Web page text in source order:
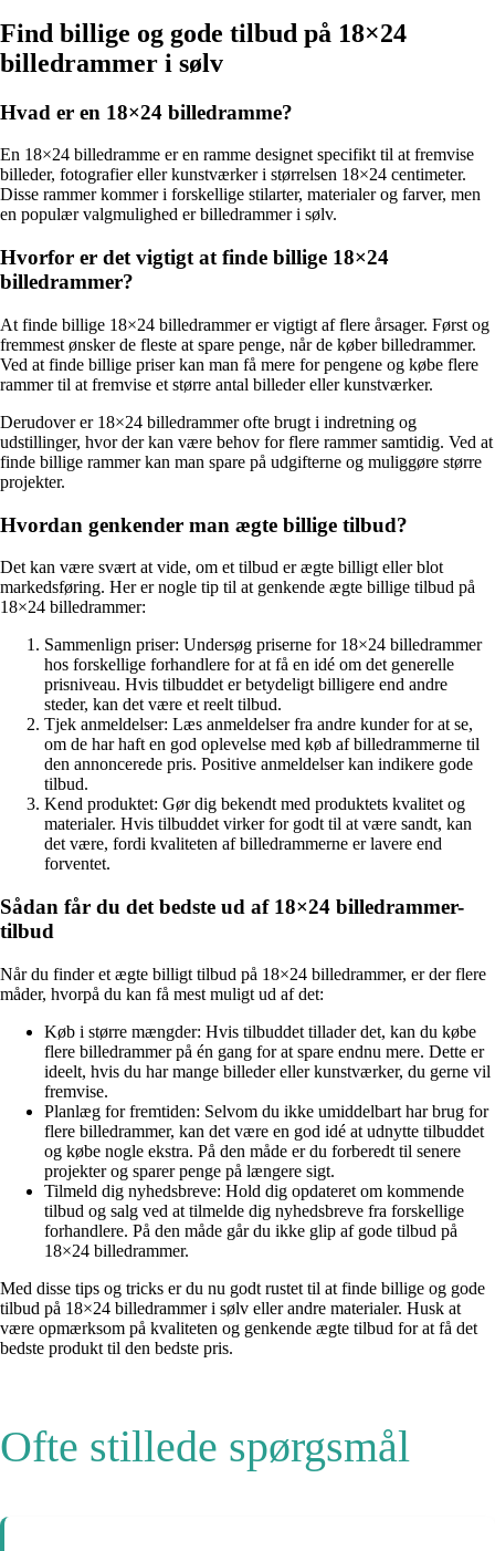
Find billige og gode tilbud på 18×24
billedrammer i sølv
Hvad er en 18×24 billedramme?
En 18×24 billedramme er en ramme designet specifikt til at fremvise
billeder, fotografier eller kunstværker i størrelsen 18×24 centimeter.
Disse rammer kommer i forskellige stilarter, materialer og farver, men
en populær valgmulighed er billedrammer i sølv.
Hvorfor er det vigtigt at finde billige 18×24
billedrammer?
At finde billige 18×24 billedrammer er vigtigt af flere årsager. Først og
fremmest ønsker de fleste at spare penge, når de køber billedrammer.
Ved at finde billige priser kan man få mere for pengene og købe flere
rammer til at fremvise et større antal billeder eller kunstværker.
Derudover er 18×24 billedrammer ofte brugt i indretning og
udstillinger, hvor der kan være behov for flere rammer samtidig. Ved at
finde billige rammer kan man spare på udgifterne og muliggøre større
projekter.
Hvordan genkender man ægte billige tilbud?
Det kan være svært at vide, om et tilbud er ægte billigt eller blot
markedsføring. Her er nogle tip til at genkende ægte billige tilbud på
18×24 billedrammer:
Sammenlign priser: Undersøg priserne for 18×24 billedrammer
hos forskellige forhandlere for at få en idé om det generelle
prisniveau. Hvis tilbuddet er betydeligt billigere end andre
steder, kan det være et reelt tilbud.
Tjek anmeldelser: Læs anmeldelser fra andre kunder for at se,
om de har haft en god oplevelse med køb af billedrammerne til
den annoncerede pris. Positive anmeldelser kan indikere gode
tilbud.
Kend produktet: Gør dig bekendt med produktets kvalitet og
materialer. Hvis tilbuddet virker for godt til at være sandt, kan
det være, fordi kvaliteten af billedrammerne er lavere end
forventet.
Sådan får du det bedste ud af 18×24 billedrammer-
tilbud
Når du finder et ægte billigt tilbud på 18×24 billedrammer, er der flere
måder, hvorpå du kan få mest muligt ud af det:
Køb i større mængder: Hvis tilbuddet tillader det, kan du købe
flere billedrammer på én gang for at spare endnu mere. Dette er
ideelt, hvis du har mange billeder eller kunstværker, du gerne vil
fremvise.
Planlæg for fremtiden: Selvom du ikke umiddelbart har brug for
flere billedrammer, kan det være en god idé at udnytte tilbuddet
og købe nogle ekstra. På den måde er du forberedt til senere
projekter og sparer penge på længere sigt.
Tilmeld dig nyhedsbreve: Hold dig opdateret om kommende
tilbud og salg ved at tilmelde dig nyhedsbreve fra forskellige
forhandlere. På den måde går du ikke glip af gode tilbud på
18×24 billedrammer.
Med disse tips og tricks er du nu godt rustet til at finde billige og gode
tilbud på 18×24 billedrammer i sølv eller andre materialer. Husk at
være opmærksom på kvaliteten og genkende ægte tilbud for at få det
bedste produkt til den bedste pris.
Ofte stillede spørgsmål